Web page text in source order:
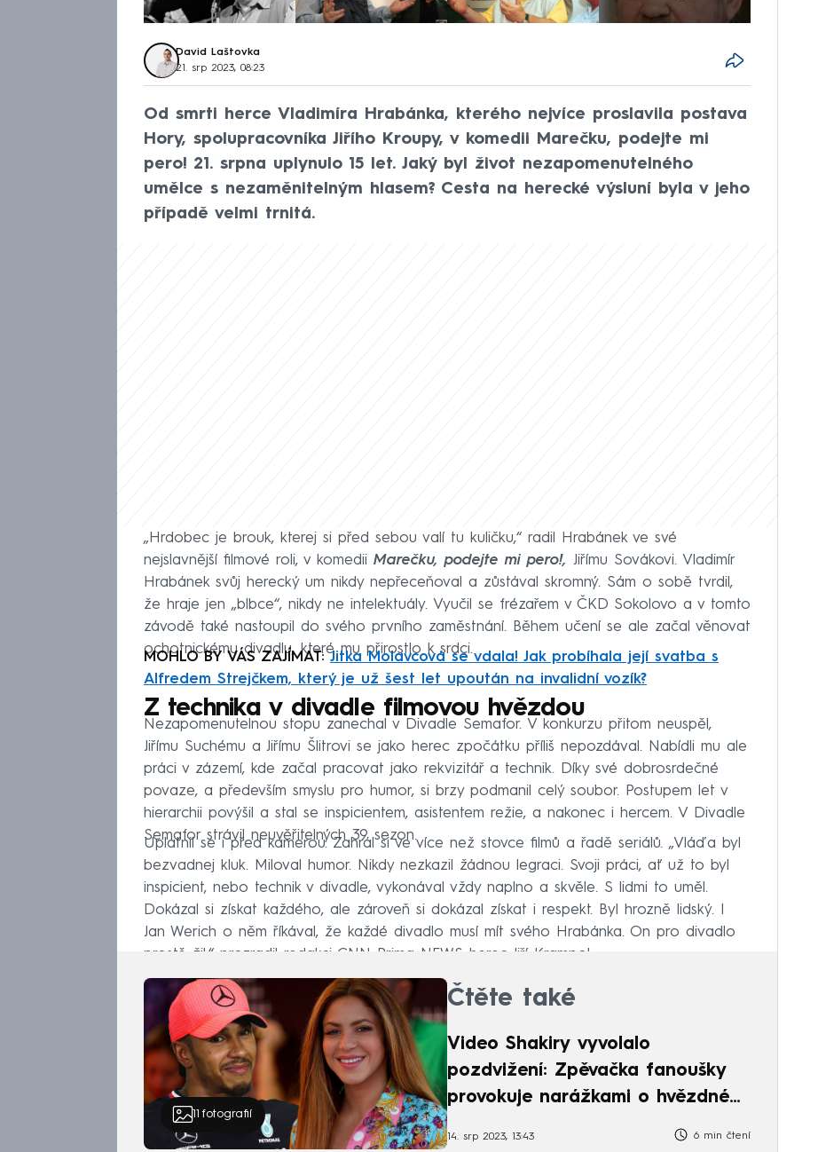
David Laštovka
21. srp 2023, 08:23
Od smrti herce Vladimíra Hrabánka, kterého nejvíce proslavila postava
Hory, spolupracovníka Jiřího Kroupy, v komedii Marečku, podejte mi
pero! 21. srpna uplynulo 15 let. Jaký byl život nezapomenutelného
umělce s nezaměnitelným hlasem? Cesta na herecké výsluní byla v jeho
případě velmi trnitá.
„Hrdobec je brouk, kterej si před sebou valí tu kuličku,“ radil Hrabánek ve své
nejslavnější filmové roli, v komedii Marečku, podejte mi pero!, Jiřímu Sovákovi. Vladimír
Hrabánek svůj herecký um nikdy nepřeceňoval a zůstával skromný. Sám o sobě tvrdil,
že hraje jen „blbce“, nikdy ne intelektuály. Vyučil se frézařem v ČKD Sokolovo a v tomto
závodě také nastoupil do svého prvního zaměstnání. Během učení se ale začal věnovat
ochotnickému divadlu, které mu přirostlo k srdci.
MOHLO BY VÁS ZAJÍMAT:Jitka Molavcová se vdala! Jak probíhala její svatba s
Alfredem Strejčkem, který je už šest let upoután na invalidní vozík?
Z technika v divadle filmovou hvězdou
Nezapomenutelnou stopu zanechal v Divadle Semafor. V konkurzu přitom neuspěl,
Jiřímu Suchému a Jiřímu Šlitrovi se jako herec zpočátku příliš nepozdával. Nabídli mu ale
práci v zázemí, kde začal pracovat jako rekvizitář a technik. Díky své dobrosrdečné
povaze, a především smyslu pro humor, si brzy podmanil celý soubor. Postupem let v
hierarchii povýšil a stal se inspicientem, asistentem režie, a nakonec i hercem. V Divadle
Semafor strávil neuvěřitelných 39 sezon.
Uplatnil se i před kamerou. Zahrál si ve více než stovce filmů a řadě seriálů. „Vláďa byl
bezvadnej kluk. Miloval humor. Nikdy nezkazil žádnou legraci. Svoji práci, ať už to byl
inspicient, nebo technik v divadle, vykonával vždy naplno a skvěle. S lidmi to uměl.
Dokázal si získat každého, ale zároveň si dokázal získat i respekt. Byl hrozně lidský. I
Jan Werich o něm říkával, že každé divadlo musí mít svého Hrabánka. On pro divadlo
prostě žil,“ prozradil redakci CNN Prima NEWS herec Jiří Krampol.
11 fotografií
Čtěte také
Video Shakiry vyvolalo
pozdvižení: Zpěvačka fanoušky
provokuje narážkami o hvězdné
14. srp 2023, 13:43 6 min čtení